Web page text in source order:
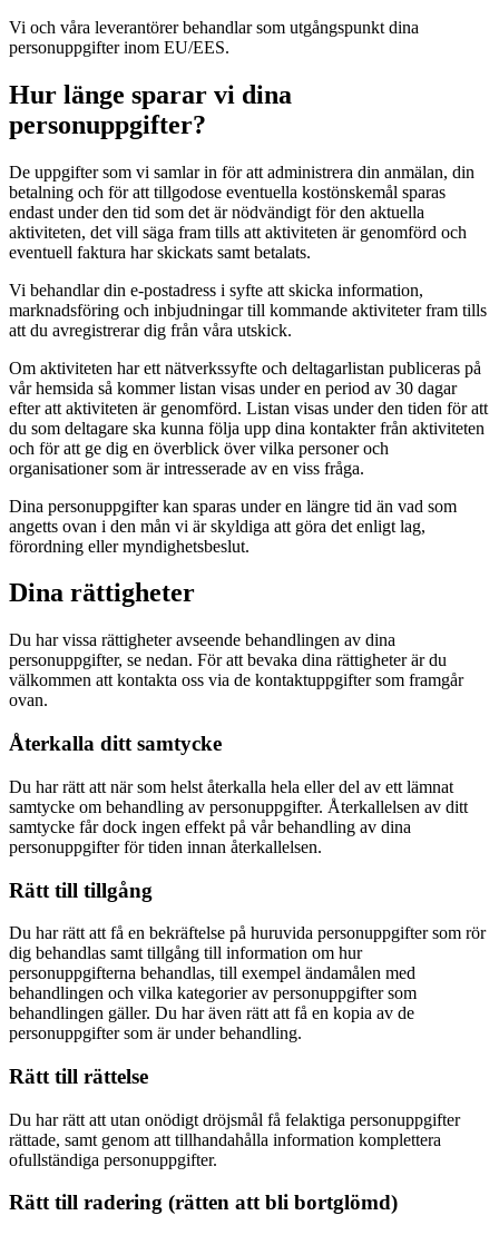
Vi och våra leverantörer behandlar som utgångspunkt dina
personuppgifter inom EU/EES.
Hur länge sparar vi dina
personuppgifter?
De uppgifter som vi samlar in för att administrera din anmälan, din
betalning och för att tillgodose eventuella kostönskemål sparas
endast under den tid som det är nödvändigt för den aktuella
aktiviteten, det vill säga fram tills att aktiviteten är genomförd och
eventuell faktura har skickats samt betalats.
Vi behandlar din e-postadress i syfte att skicka information,
marknadsföring och inbjudningar till kommande aktiviteter fram tills
att du avregistrerar dig från våra utskick.
Om aktiviteten har ett nätverkssyfte och deltagarlistan publiceras på
vår hemsida så kommer listan visas under en period av 30 dagar
efter att aktiviteten är genomförd. Listan visas under den tiden för att
du som deltagare ska kunna följa upp dina kontakter från aktiviteten
och för att ge dig en överblick över vilka personer och
organisationer som är intresserade av en viss fråga.
Dina personuppgifter kan sparas under en längre tid än vad som
angetts ovan i den mån vi är skyldiga att göra det enligt lag,
förordning eller myndighetsbeslut.
Dina rättigheter
Du har vissa rättigheter avseende behandlingen av dina
personuppgifter, se nedan. För att bevaka dina rättigheter är du
välkommen att kontakta oss via de kontaktuppgifter som framgår
ovan.
Återkalla ditt samtycke
Du har rätt att när som helst återkalla hela eller del av ett lämnat
samtycke om behandling av personuppgifter. Återkallelsen av ditt
samtycke får dock ingen effekt på vår behandling av dina
personuppgifter för tiden innan återkallelsen.
Rätt till tillgång
Du har rätt att få en bekräftelse på huruvida personuppgifter som rör
dig behandlas samt tillgång till information om hur
personuppgifterna behandlas, till exempel ändamålen med
behandlingen och vilka kategorier av personuppgifter som
behandlingen gäller. Du har även rätt att få en kopia av de
personuppgifter som är under behandling.
Rätt till rättelse
Du har rätt att utan onödigt dröjsmål få felaktiga personuppgifter
rättade, samt genom att tillhandahålla information komplettera
ofullständiga personuppgifter.
Rätt till radering (rätten att bli bortglömd)